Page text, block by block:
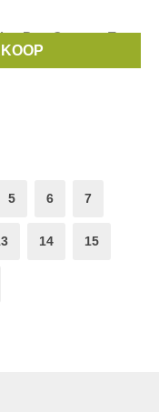
Bay,Gaastra,Terre
5 6 7
14 15